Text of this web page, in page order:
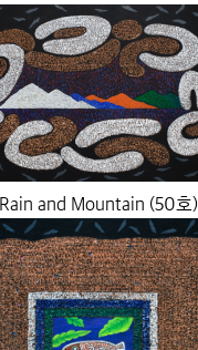
Rain and Mountain (50호)